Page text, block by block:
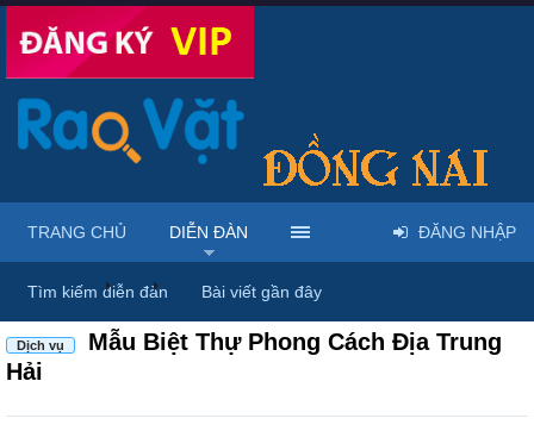
Diễn đàn ... Rao vặt tổng hợp - Uy tín - Miễn phí
Dịch vụ
Mẫu Biệt Thự Phong Cách Địa Trung
Hải
TRANG CHỦ DIỄN ĐÀN
Tìm kiếm diễn đàn Bài viết gần đây
ĐĂNG NHẬP